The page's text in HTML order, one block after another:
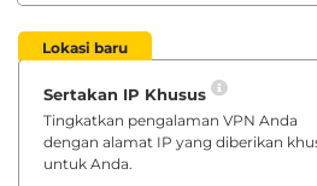
Lokasi baru
Sertakan IP Khusus
Tingkatkan pengalaman VPN Anda
dengan alamat IP yang diberikan
untuk Anda.